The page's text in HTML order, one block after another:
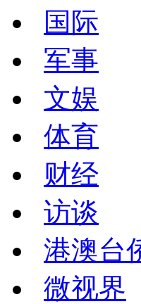
国际
军事
文娱
体育
财经
访谈
港澳台
微视界